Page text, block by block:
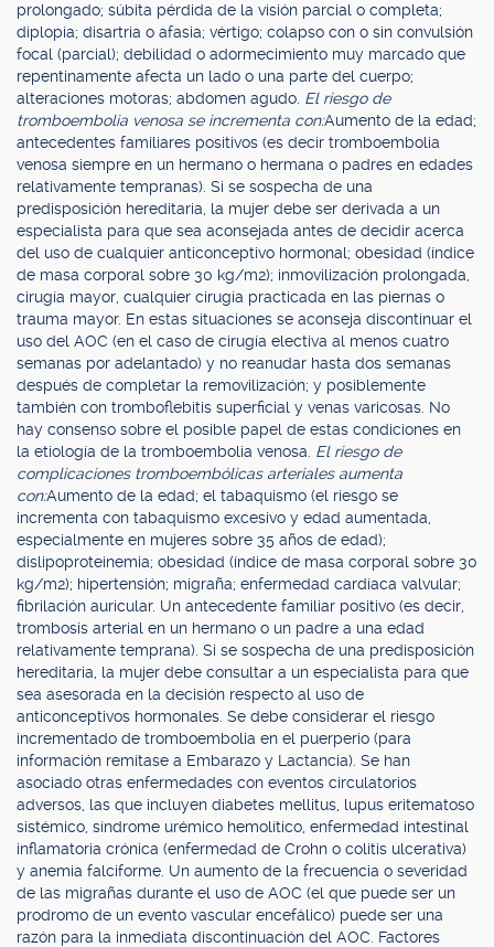
prolongado; súbita pérdida de la visión parcial o completa;
diplopía; disartria o afasia; vértigo; colapso con o sin convulsión
focal (parcial); debilidad o adormecimiento muy marcado que
repentinamente afecta un lado o una parte del cuerpo;
alteraciones motoras; abdomen agudo. El riesgo de
tromboembolia venosa se incrementa con:Aumento de la edad;
antecedentes familiares positivos (es decir tromboembolia
venosa siempre en un hermano o hermana o padres en edades
relativamente tempranas). Si se sospecha de una
predisposición hereditaria, la mujer debe ser derivada a un
especialista para que sea aconsejada antes de decidir acerca
del uso de cualquier anticonceptivo hormonal; obesidad (índice
de masa corporal sobre 30 kg/m2); inmovilización prolongada,
cirugía mayor, cualquier cirugía practicada en las piernas o
trauma mayor. En estas situaciones se aconseja discontinuar el
uso del AOC (en el caso de cirugía electiva al menos cuatro
semanas por adelantado) y no reanudar hasta dos semanas
después de completar la removilización; y posiblemente
también con tromboflebitis superficial y venas varicosas. No
hay consenso sobre el posible papel de estas condiciones en
la etiología de la tromboembolia venosa. El riesgo de
complicaciones tromboembólicas arteriales aumenta
con:Aumento de la edad; el tabaquismo (el riesgo se
incrementa con tabaquismo excesivo y edad aumentada,
especialmente en mujeres sobre 35 años de edad);
dislipoproteinemia; obesidad (índice de masa corporal sobre 30
kg/m2); hipertensión; migraña; enfermedad cardíaca valvular;
fibrilación auricular. Un antecedente familiar positivo (es decir,
trombosis arterial en un hermano o un padre a una edad
relativamente temprana). Si se sospecha de una predisposición
hereditaria, la mujer debe consultar a un especialista para que
sea asesorada en la decisión respecto al uso de
anticonceptivos hormonales. Se debe considerar el riesgo
incrementado de tromboembolia en el puerperio (para
información remítase a Embarazo y Lactancia). Se han
asociado otras enfermedades con eventos circulatorios
adversos, las que incluyen diabetes mellitus, lupus eritematoso
sistémico, síndrome urémico hemolítico, enfermedad intestinal
inflamatoria crónica (enfermedad de Crohn o colitis ulcerativa)
y anemia falciforme. Un aumento de la frecuencia o severidad
de las migrañas durante el uso de AOC (el que puede ser un
prodromo de un evento vascular encefálico) puede ser una
razón para la inmediata discontinuación del AOC. Factores